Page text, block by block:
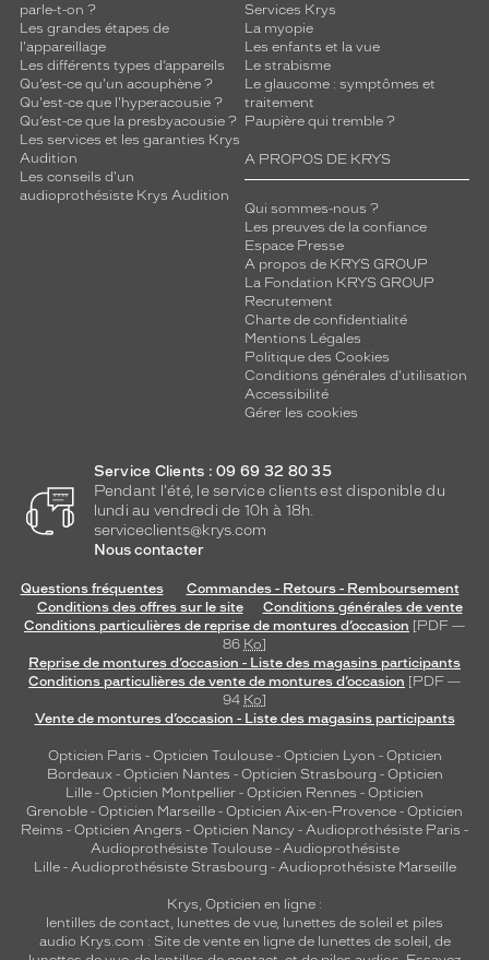
parle-t-on ?
Les grandes étapes de
l'appareillage
Les différents types d’appareils
Qu’est-ce qu'un acouphène ?
Qu'est-ce que l'hyperacousie ?
Qu’est-ce que la presbyacousie ?
Les services et les garanties Krys
Audition
Les conseils d'un
audioprothésiste Krys Audition
Services Krys
La myopie
Les enfants et la vue
Le strabisme
Le glaucome : symptômes et
traitement
Paupière qui tremble ?
A PROPOS DE KRYS
Qui sommes-nous ?
Les preuves de la confiance
Espace Presse
A propos de KRYS GROUP
La Fondation KRYS GROUP
Recrutement
Charte de confidentialité
Mentions Légales
Politique des Cookies
Conditions générales d'utilisation
Accessibilité
Gérer les cookies
Service Clients : 09 69 32 80 35
Pendant l'été, le service clients est disponible du
lundi au vendredi de 10h à 18h.
serviceclients@krys.com
Nous contacter
Questions fréquentes
Commandes - Retours - Remboursement
Conditions des offres sur le site
Conditions générales de vente
Conditions particulières de reprise de montures d’occasion [PDF —
86 Ko]
Reprise de montures d’occasion - Liste des magasins participants
Conditions particulières de vente de montures d’occasion [PDF —
94 Ko]
Vente de montures d’occasion - Liste des magasins participants
Opticien Paris - Opticien Toulouse- Opticien Lyon - Opticien
Bordeaux- Opticien Nantes - Opticien Strasbourg - Opticien
Lille - Opticien Montpellier - Opticien Rennes - Opticien
Grenoble - Opticien Marseille - Opticien Aix-en-Provence - Opticien
Reims - Opticien Angers - Opticien Nancy - Audioprothésiste Paris -
Audioprothésiste Toulouse- Audioprothésiste
Lille- Audioprothésiste Strasbourg - Audioprothésiste Marseille
Krys, Opticien en ligne :
lentilles de contact, lunettes de vue, lunettes de soleil et piles
audio Krys.com : Site de vente en ligne de lunettes de soleil, de